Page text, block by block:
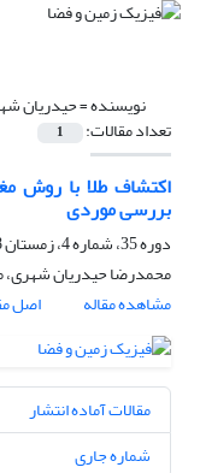
نویسنده =حیدریان
تعداد مقالات: 1
اکتشاف طلا با روش
بررسی موردی
دوره 35، شماره 4، زمستان 1388
محمدرضا حیدریان شهری،
مشاهده مقاله
اصل
مقالات آماده انتشار
شماره جاری